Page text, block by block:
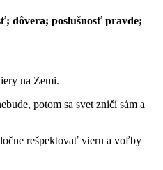
dôvera; poslušnosť pravde;
na Zemi.
potom sa svet zničí sám a
rešpektovať vieru a voľby